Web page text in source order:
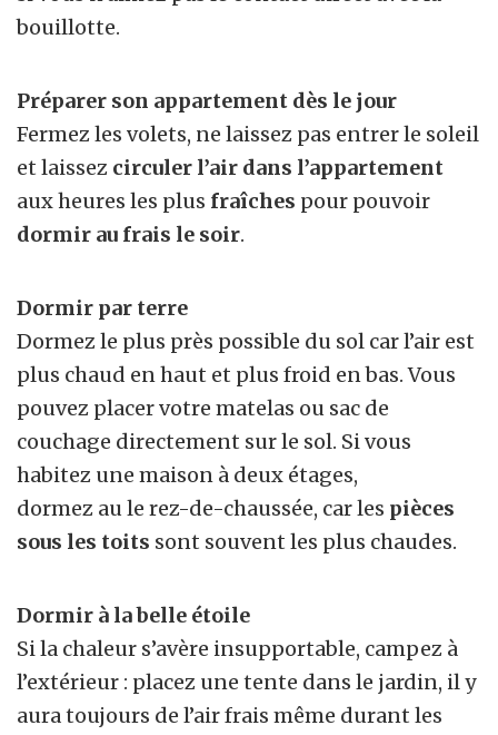
bouillotte.
Préparer son appartement dès le jour
Fermez les volets, ne laissez pas entrer le soleil
et laissez circuler l’air dans l’appartement
aux heures les plus fraîches pour pouvoir
dormir au frais le soir.
Dormir par terre
Dormez le plus près possible du sol car l’air est
plus chaud en haut et plus froid en bas. Vous
pouvez placer votre matelas ou sac de
couchage directement sur le sol. Si vous
habitez une maison à deux étages,
dormez au le rez-de-chaussée, car les pièces
sous les toits sont souvent les plus chaudes.
Dormir à la belle étoile
Si la chaleur s’avère insupportable, campez à
l’extérieur : placez une tente dans le jardin, il y
aura toujours de l’air frais même durant les